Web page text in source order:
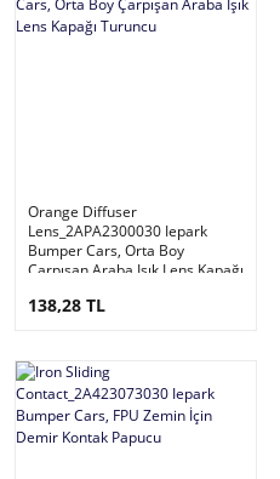
Orange Diffuser
Lens_2APA2300030 Iepark
Bumper Cars, Orta Boy
Çarpışan Araba Işık Lens Kapağı
138,28 TL